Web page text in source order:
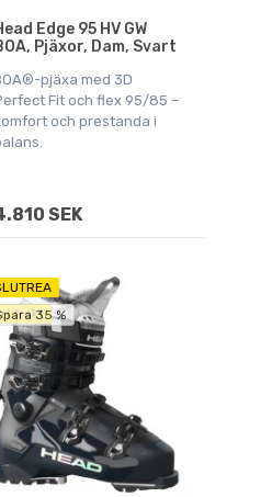
Edge 95 HV GW
Pjäxor, Dam, Svart
pjäxa med 3D
Fit och flex 95/85 –
och prestanda i
SEK
frakt35 %